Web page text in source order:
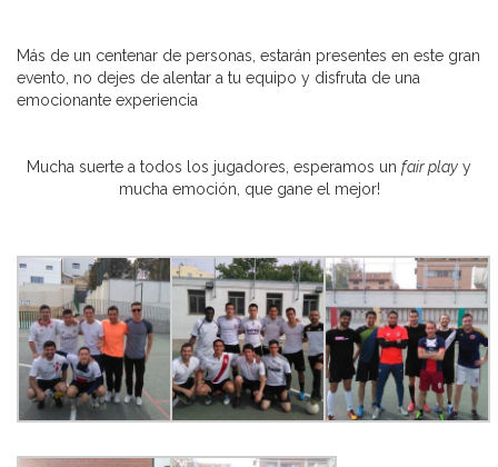
Más de un centenar de personas, estarán presentes en este gran
evento, no dejes de alentar a tu equipo y disfruta de una
emocionante experiencia
Mucha suerte a todos los jugadores, esperamos un fair play y
mucha emoción, que gane el mejor!